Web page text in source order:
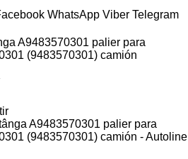
WhatsApp Viber Telegram
A9483570301 palier para
(9483570301) camión